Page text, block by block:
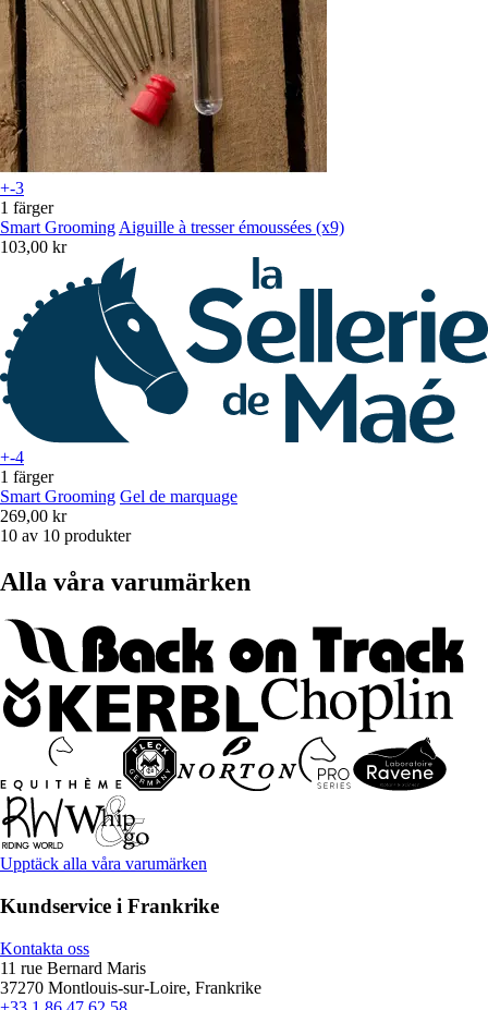
+-3
1 färger
Smart Grooming Aiguille à tresser émoussées (x9)
103,00 kr
+-4
1 färger
Smart Grooming Gel de marquage
269,00 kr
10 av 10 produkter
Alla våra varumärken
Upptäck alla våra varumärken
Kundservice i Frankrike
Kontakta oss
11 rue Bernard Maris
37270 Montlouis-sur-Loire, Frankrike